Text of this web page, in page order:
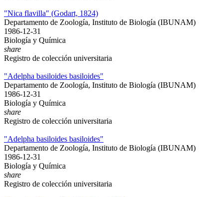
"Nica flavilla" (Godart, 1824)
Departamento de Zoología, Instituto de Biología (IBUNAM)
1986-12-31
Biología y Química
share
Registro de colección universitaria
"Adelpha basiloides basiloides"
Departamento de Zoología, Instituto de Biología (IBUNAM)
1986-12-31
Biología y Química
share
Registro de colección universitaria
"Adelpha basiloides basiloides"
Departamento de Zoología, Instituto de Biología (IBUNAM)
1986-12-31
Biología y Química
share
Registro de colección universitaria